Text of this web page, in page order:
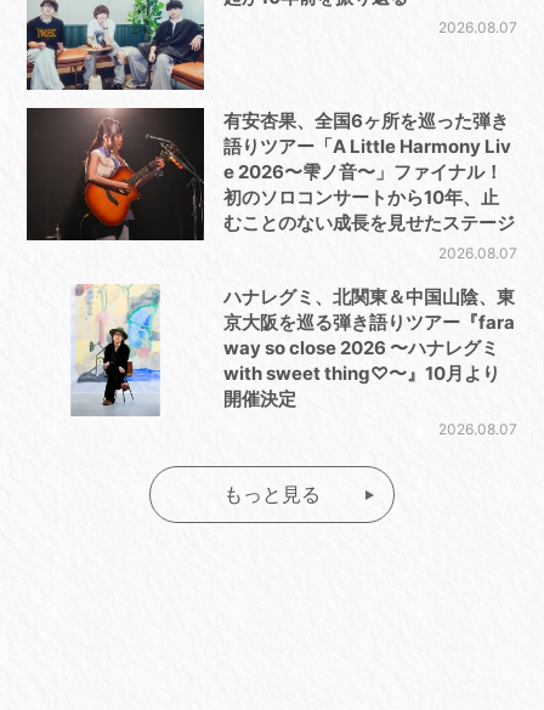
2026.08.07
有安杏果、全国6ヶ所を巡った弾き
語りツアー「A Little Harmony Liv
e 2026〜雫ノ音〜」ファイナル！
初のソロコンサートから10年、止
むことのない成長を見せたステージ
2026.08.07
ハナレグミ、北関東＆中国山陰、東
京大阪を巡る弾き語りツアー『fara
way so close 2026 〜ハナレグミ
with sweet thing♡〜』10月より
開催決定
2026.08.07
もっと見る